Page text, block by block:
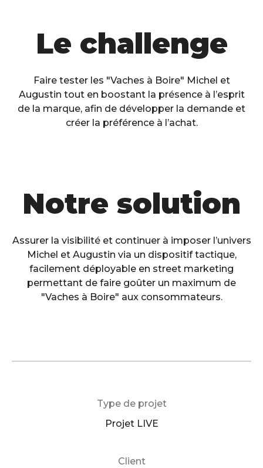
Le challenge
Faire tester les "Vaches à Boire" Michel et
Augustin tout en boostant la présence à l’esprit
de la marque, afin de développer la demande et
créer la préférence à l’achat.
Notre solution
Assurer la visibilité et continuer à imposer l’univers
Michel et Augustin via un dispositif tactique,
facilement déployable en street marketing
permettant de faire goûter un maximum de
"Vaches à Boire" aux consommateurs.
Type de projet
Projet LIVE
Client